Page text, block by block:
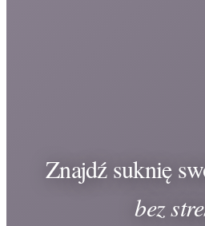
Znajdź suknię
bez